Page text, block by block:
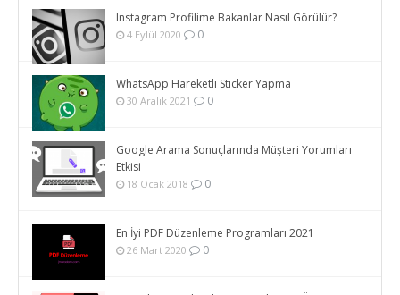
Instagram Profilime Bakanlar Nasıl Görülür?
4 Eylül 2020 0
WhatsApp Hareketli Sticker Yapma
30 Aralık 2021 0
Google Arama Sonuçlarında Müşteri Yorumları
Etkisi
18 Ocak 2018 0
En İyi PDF Düzenleme Programları 2021
26 Mart 2020 0